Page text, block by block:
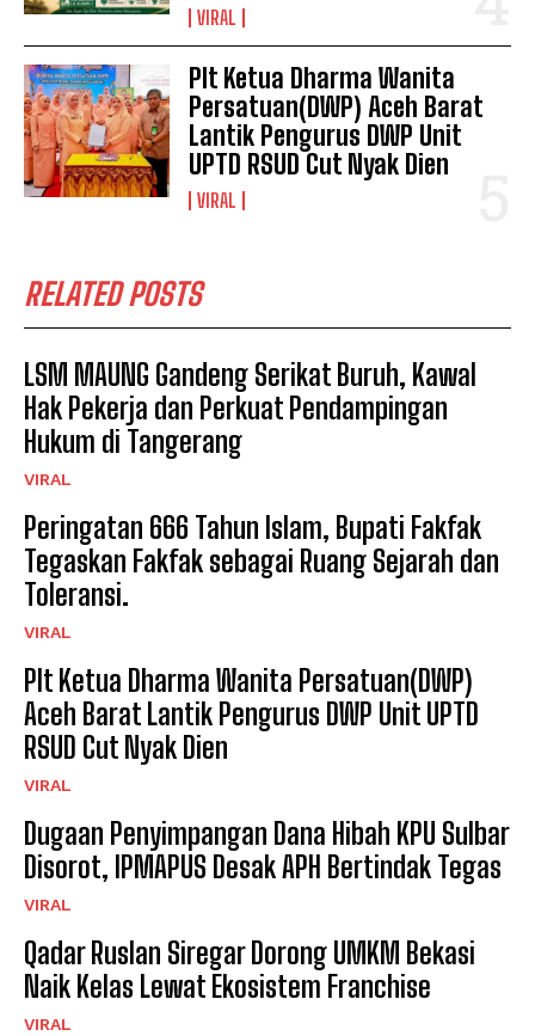
VIRAL
Plt Ketua Dharma Wanita
Persatuan(DWP) Aceh Barat
Lantik Pengurus DWP Unit
UPTD RSUD Cut Nyak Dien
VIRAL
RELATED POSTS
LSM MAUNG Gandeng Serikat Buruh, Kawal
Hak Pekerja dan Perkuat Pendampingan
Hukum di Tangerang
VIRAL
Peringatan 666 Tahun Islam, Bupati Fakfak
Tegaskan Fakfak sebagai Ruang Sejarah dan
Toleransi.
VIRAL
Plt Ketua Dharma Wanita Persatuan(DWP)
Aceh Barat Lantik Pengurus DWP Unit UPTD
RSUD Cut Nyak Dien
VIRAL
Dugaan Penyimpangan Dana Hibah KPU Sulbar
Disorot, IPMAPUS Desak APH Bertindak Tegas
VIRAL
Qadar Ruslan Siregar Dorong UMKM Bekasi
Naik Kelas Lewat Ekosistem Franchise
VIRAL